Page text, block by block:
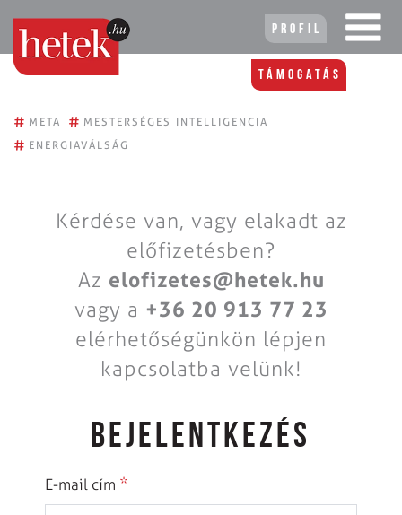
Profil
Támogatás
# META # MESTERSÉGES INTELLIGENCIA
# ENERGIAVÁLSÁG
Kérdése van, vagy elakadt az
előfizetésben?
Az elofizetes@hetek.hu
vagy a +36 20 913 77 23
elérhetőségünkön lépjen
kapcsolatba velünk!
BEJELENTKEZÉS
E-mail cím *